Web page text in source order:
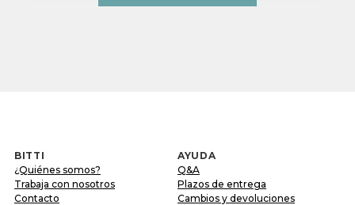
BITTI
¿Quiénes somos?
Trabaja con nosotros
Contacto
AYUDA
Q&A
Plazos de entrega
Cambios y devoluciones